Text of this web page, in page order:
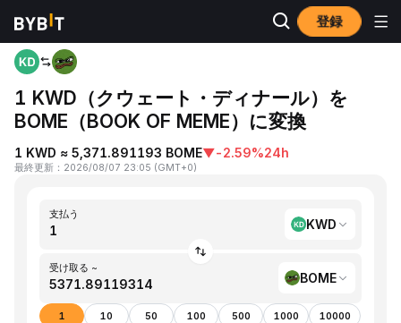
登録
ホーム KWD to BOME
1 KWD（クウェート・ディナール）を
BOME（BOOK OF MEME）に変換
1 KWD ≈ 5,371.891193 BOME▼-2.59%24h
最終更新 ： 2026/08/07 23:05 (GMT+0)
支払う
KWD
受け取る ~
BOME
1 10 50 100 500 1000 10000